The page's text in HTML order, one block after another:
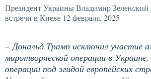
Президент Украины Владимир
встречи в Киеве 12 февраля, 2025
– Дональд Трамп исключил участие
миротворческой операции в
операции под эгидой европейских